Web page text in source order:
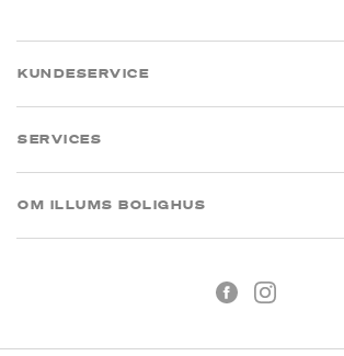
KUNDESERVICE
SERVICES
OM ILLUMS BOLIGHUS